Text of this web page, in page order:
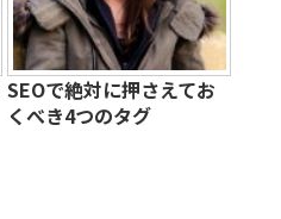
SEOで絶対に押さえてお
くべき4つのタグ